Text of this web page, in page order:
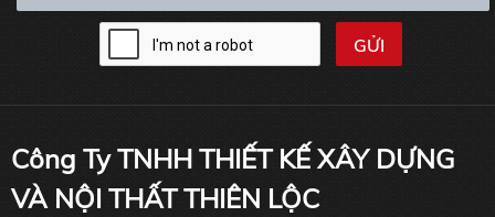
Công Ty TNHH THIẾT KẾ XÂY DỰNG
VÀ NỘI THẤT THIÊN LỘC